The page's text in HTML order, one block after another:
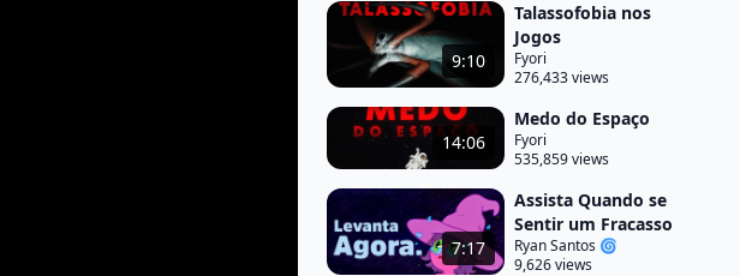
9:10
Talassofobia nos
Jogos
Fyori
276,433 views
14:06
Medo do Espaço
Fyori
535,859 views
7:17
Assista Quando se
Sentir um Fracasso
Ryan Santos 🌀
9,626 views